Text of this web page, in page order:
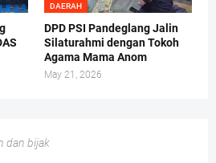
DAERAH
DPD PSI Pandeglang Jalin
Silaturahmi dengan Tokoh
Agama Mama Anom
May 21, 2026
dan bijak